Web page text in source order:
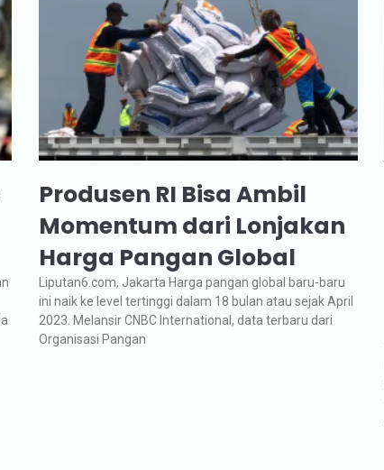
Produsen RI Bisa Ambil
Momentum dari Lonjakan
Harga Pangan Global
Liputan6.com, Jakarta Harga pangan global baru-baru
ini naik ke level tertinggi dalam 18 bulan atau sejak April
2023. Melansir CNBC International, data terbaru dari
Organisasi Pangan